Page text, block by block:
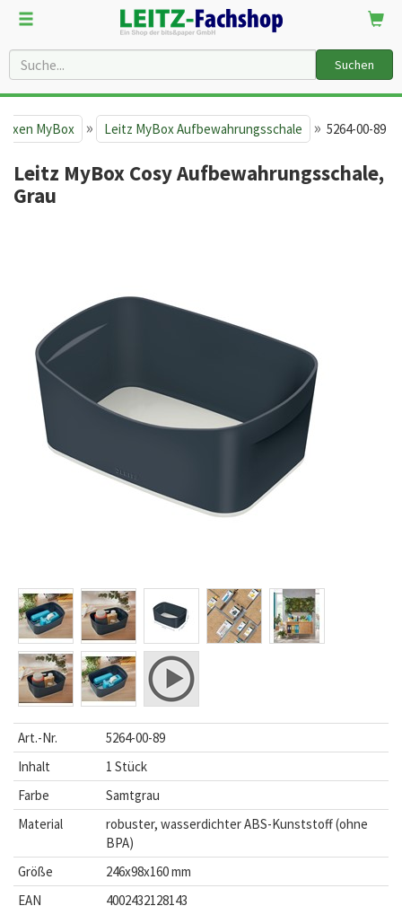
Suchen
MyBox » Leitz MyBox Aufbewahrungsschale » 5264-00-89
Leitz MyBox Cosy Aufbewahrungsschale,
Grau
Art.-Nr.
5264-00-89
Inhalt
1 Stück
Farbe
Samtgrau
Material
robuster, wasserdichter ABS-Kunststoff (ohne
BPA)
Größe
246x98x160 mm
EAN
4002432128143